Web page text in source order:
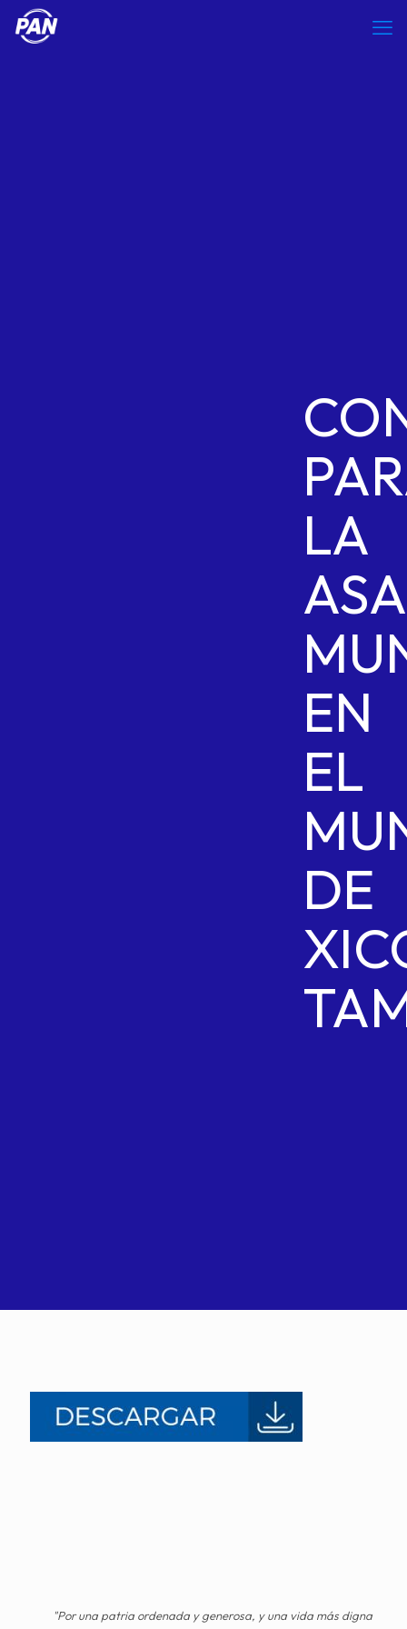
LA
EN
EL
DE
"Por una patria ordenada y generosa, y una vida más digna